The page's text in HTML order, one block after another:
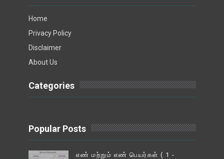
Home
Privacy Policy
Disclaimer
About Us
Categories
Popular Posts
எண் மற்றும் எண் பெயர்கள் ( 1 -